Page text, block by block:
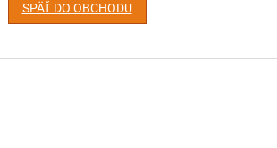
SPÄŤ DO OBCHODU